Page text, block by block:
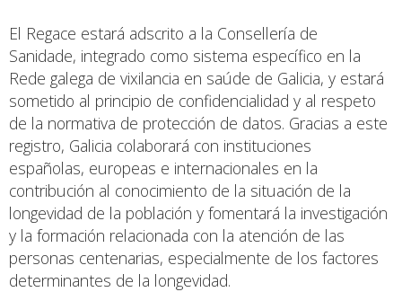
El Regace estará adscrito a la Consellería de
Sanidade, integrado como sistema específico en la
Rede galega de vixilancia en saúde de Galicia, y estará
sometido al principio de confidencialidad y al respeto
de la normativa de protección de datos. Gracias a este
registro, Galicia colaborará con instituciones
españolas, europeas e internacionales en la
contribución al conocimiento de la situación de la
longevidad de la población y fomentará la investigación
y la formación relacionada con la atención de las
personas centenarias, especialmente de los factores
determinantes de la longevidad.